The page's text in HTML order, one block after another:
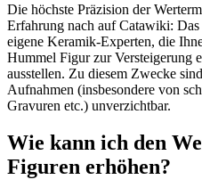
Die höchste Präzision der
Erfahrung nach auf Catawiki:
eigene Keramik-Experten, die
Hummel Figur zur Versteigerung
ausstellen. Zu diesem Zwecke
Aufnahmen (insbesondere von
Gravuren etc.) unverzichtbar.
Wie kann ich den
Figuren erhöhen?